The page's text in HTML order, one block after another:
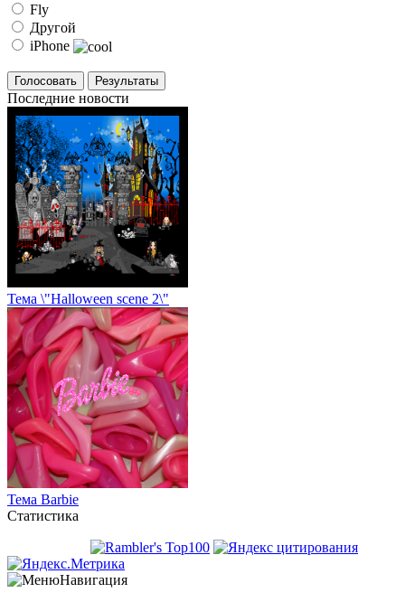
Fly
Другой
iPhone
Последние новости
Тема \"Halloween scene 2\"
Тема Barbie
Статистика
Навигация